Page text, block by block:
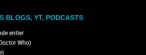
BLOGS, YT, PODCASTS
entier
Who)